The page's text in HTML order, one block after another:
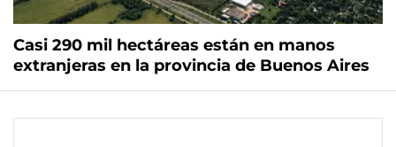
Casi 290 mil hectáreas están en manos
extranjeras en la provincia de Buenos Aires